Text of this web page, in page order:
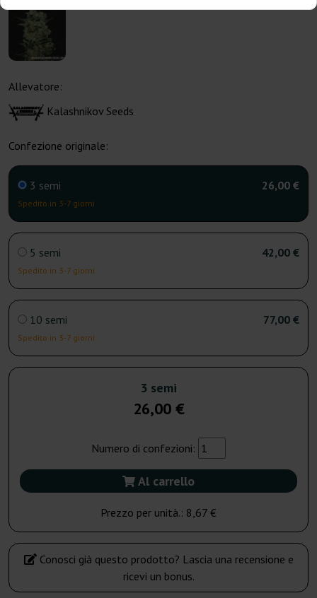
Allevatore:
Kalashnikov Seeds
Confezione originale:
3 semi
Spedito in 3-7 giorni
26,00 €
5 semi
Spedito in 3-7 giorni
42,00 €
10 semi
Spedito in 3-7 giorni
77,00 €
3 semi
26,00 €
Numero di confezioni:
Al carrello
Prezzo per unità.: 8,67 €
Conosci già questo prodotto? Lascia una recensione e
ricevi un bonus.